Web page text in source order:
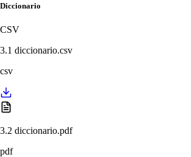
Diccionario
CSV
3.1 diccionario.csv
csv
3.2 diccionario.pdf
pdf